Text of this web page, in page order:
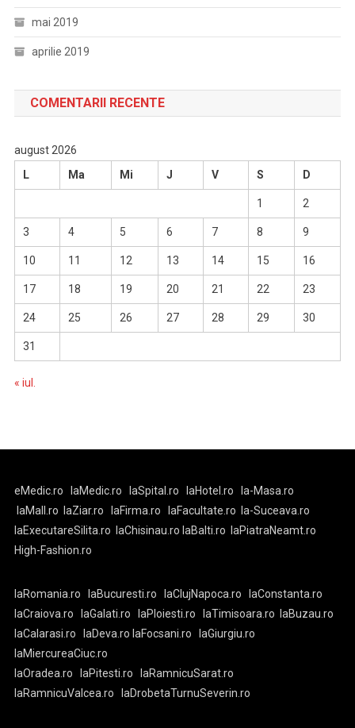
mai 2019
aprilie 2019
COMENTARII RECENTE
august 2026
L
Ma Mi J V S D
1 2
3 4 5 6 7 8 9
10 11 12 13 14 15 16
17 18 19 20 21 22 23
24 25 26 27 28 29 30
31
« iul.
eMedic.ro laMedic.ro laSpital.ro laHotel.ro
la-Masa.ro
laMall.ro
laZiar.ro laFirma.ro laFacultate.ro
la-Suceava.ro
laExecutareSilita.ro
laChisinau.ro laBalti.ro
laPiatraNeamt.ro
High-Fashion.ro
laRomania.ro laBucuresti.ro laClujNapoca.ro
laConstanta.ro
laCraiova.ro
laGalati.ro laPloiesti.ro laTimisoara.ro
laBuzau.ro
laCalarasi.ro
laDeva.ro laFocsani.ro
laGiurgiu.ro
laMiercureaCiuc.ro
laOradea.ro
laPitesti.ro
laRamnicuSarat.ro
laRamnicuValcea.ro
laDrobetaTurnuSeverin.ro